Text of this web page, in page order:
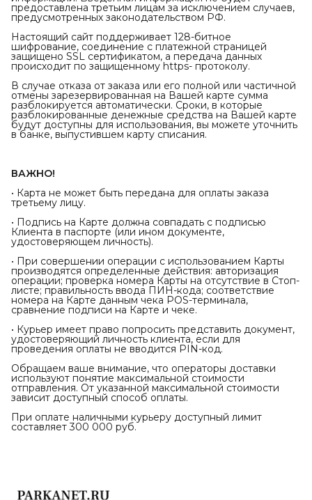
предоставлена третьим лицам за исключением случаев,
предусмотренных законодательством РФ.
Настоящий сайт поддерживает 128-битное
шифрование, соединение с платежной страницей
защищено SSL сертификатом, а передача данных
происходит по защищенному https- протоколу.
В случае отказа от заказа или его полной или частичной
отмены зарезервированная на Вашей карте сумма
разблокируется автоматически. Сроки, в которые
разблокированные денежные средства на Вашей карте
будут доступны для использования, вы можете уточнить
в банке, выпустившем карту списания.
ВАЖНО!
• Карта не может быть передана для оплаты заказа
третьему лицу.
• Подпись на Карте должна совпадать с подписью
Клиента в паспорте (или ином документе,
удостоверяющем личность).
• При совершении операции с использованием Карты
производятся определенные действия: авторизация
операции; проверка номера Карты на отсутствие в Стоп-
листе; правильность ввода ПИН-кода; соответствие
номера на Карте данным чека POS-терминала,
сравнение подписи на Карте и чеке.
• Курьер имеет право попросить представить документ,
удостоверяющий личность клиента, если для
проведения оплаты не вводится PIN-код.
Обращаем ваше внимание, что операторы доставки
используют понятие максимальной стоимости
отправления. От указанной максимальной стоимости
зависит доступный способ оплаты.
При оплате наличными курьеру доступный лимит
составляет 300 000 руб.